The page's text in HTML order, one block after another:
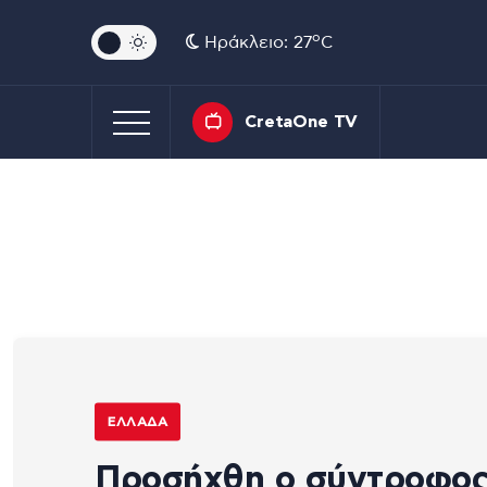
Ηράκλειο: 27oC
CretaOne TV
ΕΛΛΆΔΑ
Προσήχθη ο